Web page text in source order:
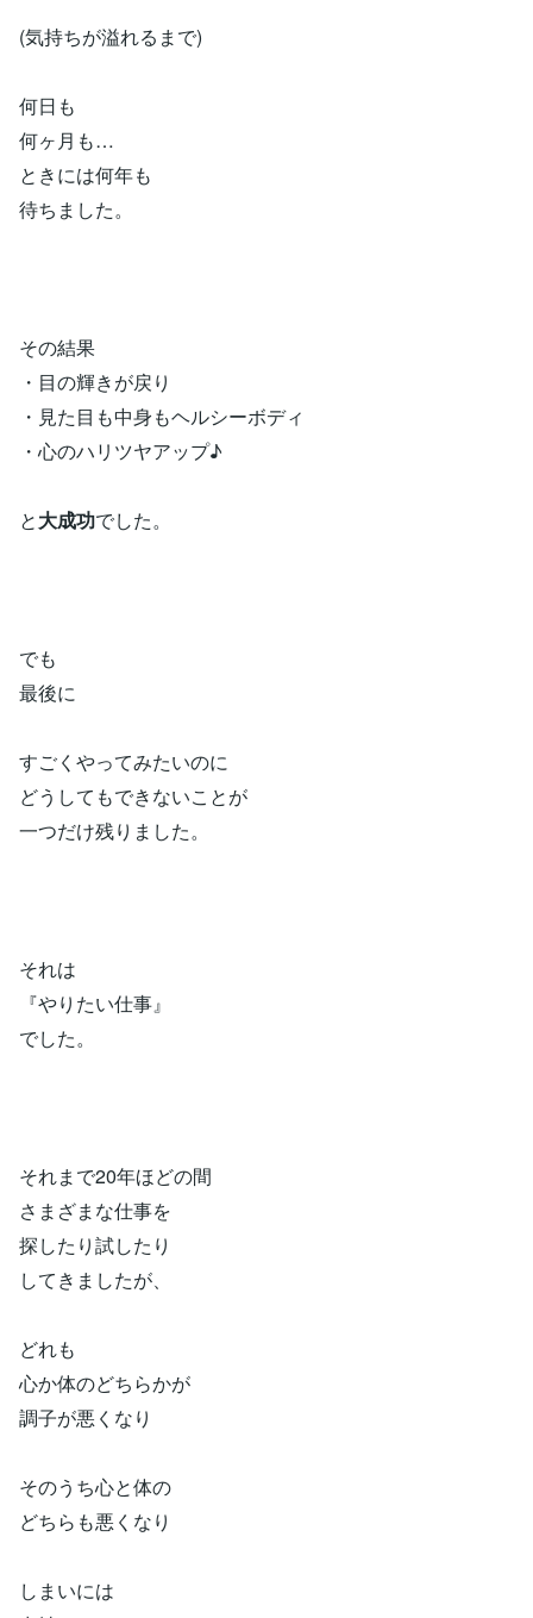
(気持ちが溢れるまで)
何日も
何ヶ月も…
ときには何年も
待ちました。
その結果
・目の輝きが戻り
・見た目も中身もヘルシーボディ
・心のハリツヤアップ♪
と大成功でした。
でも
最後に
すごくやってみたいのに
どうしてもできないことが
一つだけ残りました。
それは
『やりたい仕事』
でした。
それまで20年ほどの間
さまざまな仕事を
探したり試したり
してきましたが、
どれも
心か体のどちらかが
調子が悪くなり
そのうち心と体の
どちらも悪くなり
しまいには